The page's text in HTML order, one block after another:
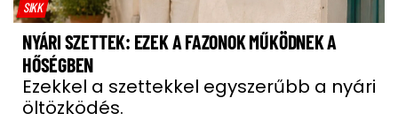
SIKK
NYÁRI SZETTEK: EZEK A FAZONOK MŰKÖDNEK A
HŐSÉGBEN
Ezekkel a szettekkel egyszerűbb a nyári
öltözködés.